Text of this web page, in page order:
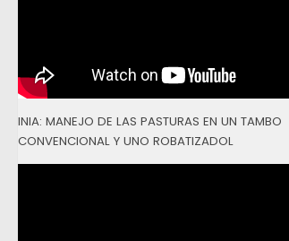
INIA: MANEJO DE LAS PASTURAS EN UN TAMBO
CONVENCIONAL Y UNO ROBATIZADOL